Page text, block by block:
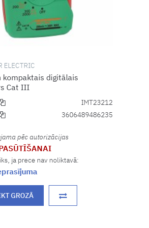
ELECTRIC
kompaktais digitālais
Cat III
IMT23212
3606489486235
pēc autorizācijas
ja prece nav noliktavā:
GROZĀ